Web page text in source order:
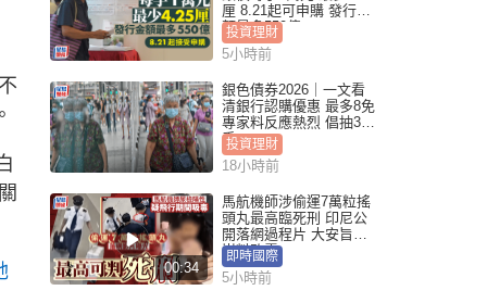
厘 8.21起可申購 發行金
額最多550億
投資理財
5小時前
銀色債券2026｜一文看
清銀行認購優惠 最多8免
專家料反應熱烈 倡抽30
手
投資理財
18小時前
00:34
馬航機師涉偷運7萬粒搖
頭丸最高臨死刑 印尼公
開落網過程片 大安旨意
豈料敗露
即時國際
5小時前